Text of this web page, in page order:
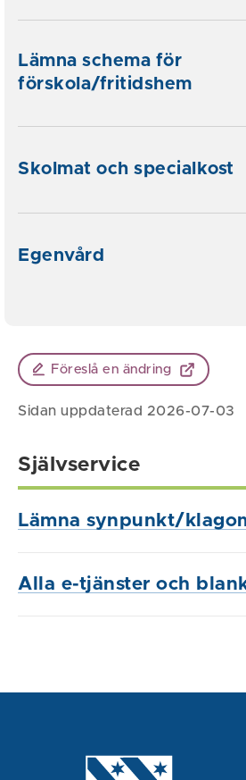
Lämna schema för
förskola/fritidshem
Skolmat och specialkost
Egenvård
Föreslå en ändring
Sidan uppdaterad 2026-07-03
Självservice
Lämna synpunkt/
Alla e-tjänster och